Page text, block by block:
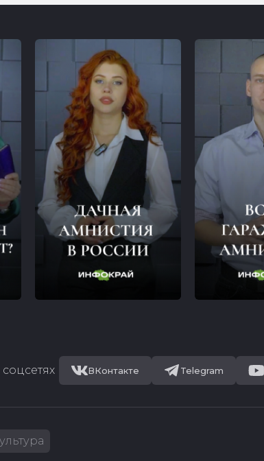
ВКонтакте Telegram